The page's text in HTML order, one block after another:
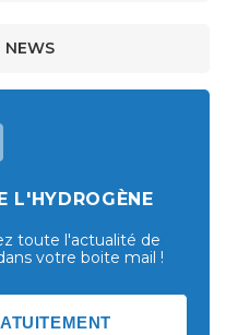
NEWS
L'HYDROGÈNE
toute l'actualité de
votre boite mail !